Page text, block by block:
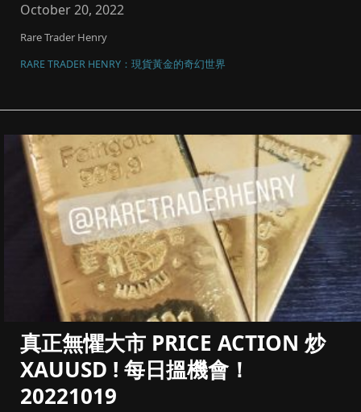
October 20, 2022
Rare Trader Henry
RARE TRADER HENRY：現貨黃金的奇幻世界
真正無懼大市 PRICE ACTION 炒
XAUUSD ! 每日搵機會！
20221019